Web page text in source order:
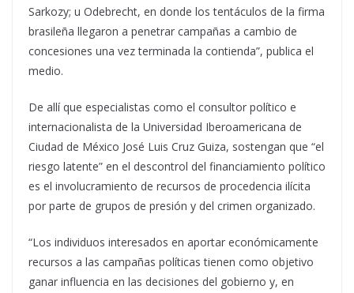
Sarkozy; u Odebrecht, en donde los tentáculos de la firma
brasileña llegaron a penetrar campañas a cambio de
concesiones una vez terminada la contienda”, publica el
medio.
De allí que especialistas como el consultor político e
internacionalista de la Universidad Iberoamericana de
Ciudad de México José Luis Cruz Guiza, sostengan que “el
riesgo latente” en el descontrol del financiamiento político
es el involucramiento de recursos de procedencia ilícita
por parte de grupos de presión y del crimen organizado.
“Los individuos interesados en aportar económicamente
recursos a las campañas políticas tienen como objetivo
ganar influencia en las decisiones del gobierno y, en